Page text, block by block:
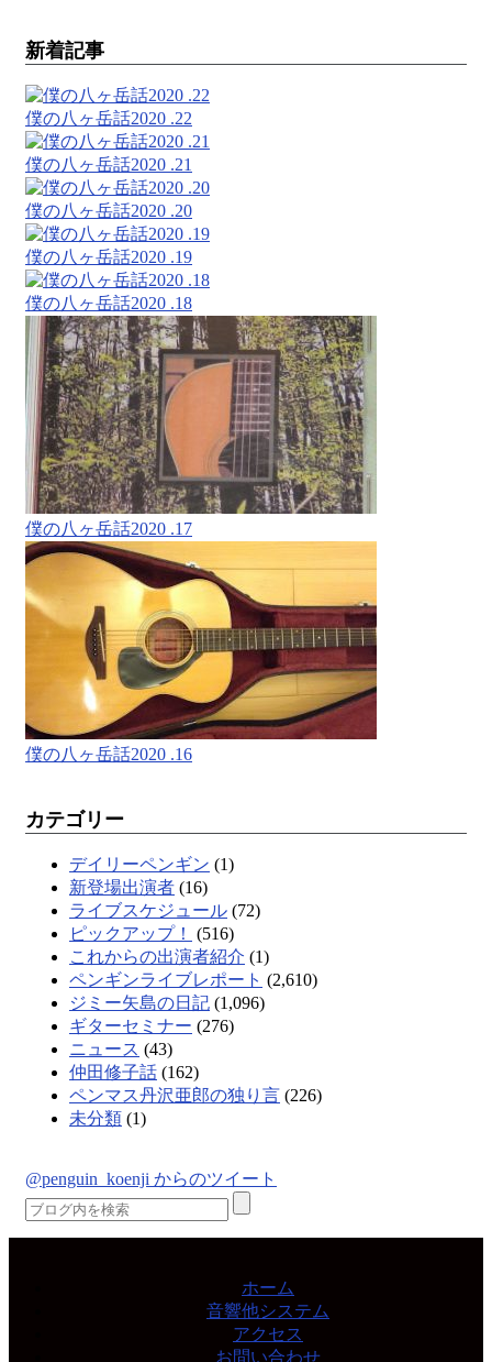
新着記事
僕の八ヶ岳話2020 .22
僕の八ヶ岳話2020 .21
僕の八ヶ岳話2020 .20
僕の八ヶ岳話2020 .19
僕の八ヶ岳話2020 .18
僕の八ヶ岳話2020 .17
僕の八ヶ岳話2020 .16
カテゴリー
デイリーペンギン (1)
新登場出演者 (16)
ライブスケジュール (72)
ピックアップ！
(516)
これからの出演者紹介 (1)
ペンギンライブレポート (2,610)
ジミー矢島の日記 (1,096)
ギターセミナー (276)
ニュース (43)
仲田修子話 (162)
ペンマス丹沢亜郎の独り言 (226)
未分類 (1)
@penguin_koenji からのツイート
ホーム
音響他システム
アクセス
お問い合わせ